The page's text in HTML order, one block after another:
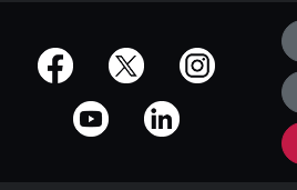
offizielle Social Media-Accounts